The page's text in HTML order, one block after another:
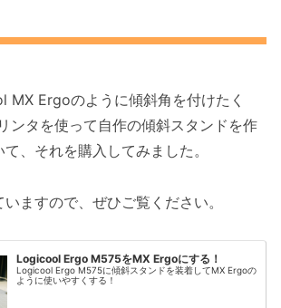
MX Ergoのように傾斜角を付けたく
ンタを使って自作の傾斜スタンドを作
、それを購入してみました。
ますので、ぜひご覧ください。
Logicool Ergo M575をMX Ergoにする！
Logicool Ergo M575に傾斜スタンドを装着してMX Ergoの
ように使いやすくする！